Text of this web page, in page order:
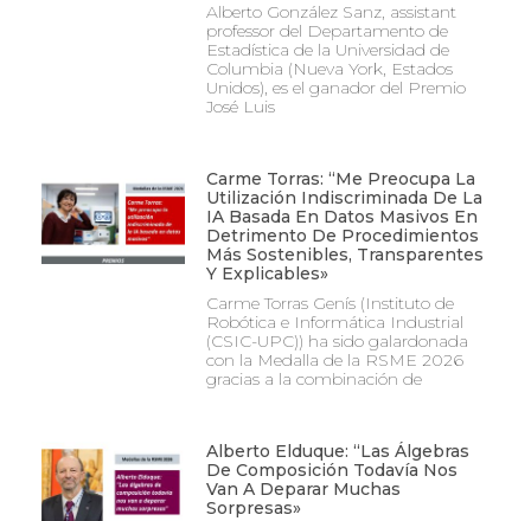
Alberto González Sanz, assistant
professor del Departamento de
Estadística de la Universidad de
Columbia (Nueva York, Estados
Unidos), es el ganador del Premio
José Luis
Carme Torras: “Me Preocupa La
Utilización Indiscriminada De La
IA Basada En Datos Masivos En
Detrimento De Procedimientos
Más Sostenibles, Transparentes
Y Explicables»
Carme Torras Genís (Instituto de
Robótica e Informática Industrial
(CSIC-UPC)) ha sido galardonada
con la Medalla de la RSME 2026
gracias a la combinación de
Alberto Elduque: “Las Álgebras
De Composición Todavía Nos
Van A Deparar Muchas
Sorpresas»